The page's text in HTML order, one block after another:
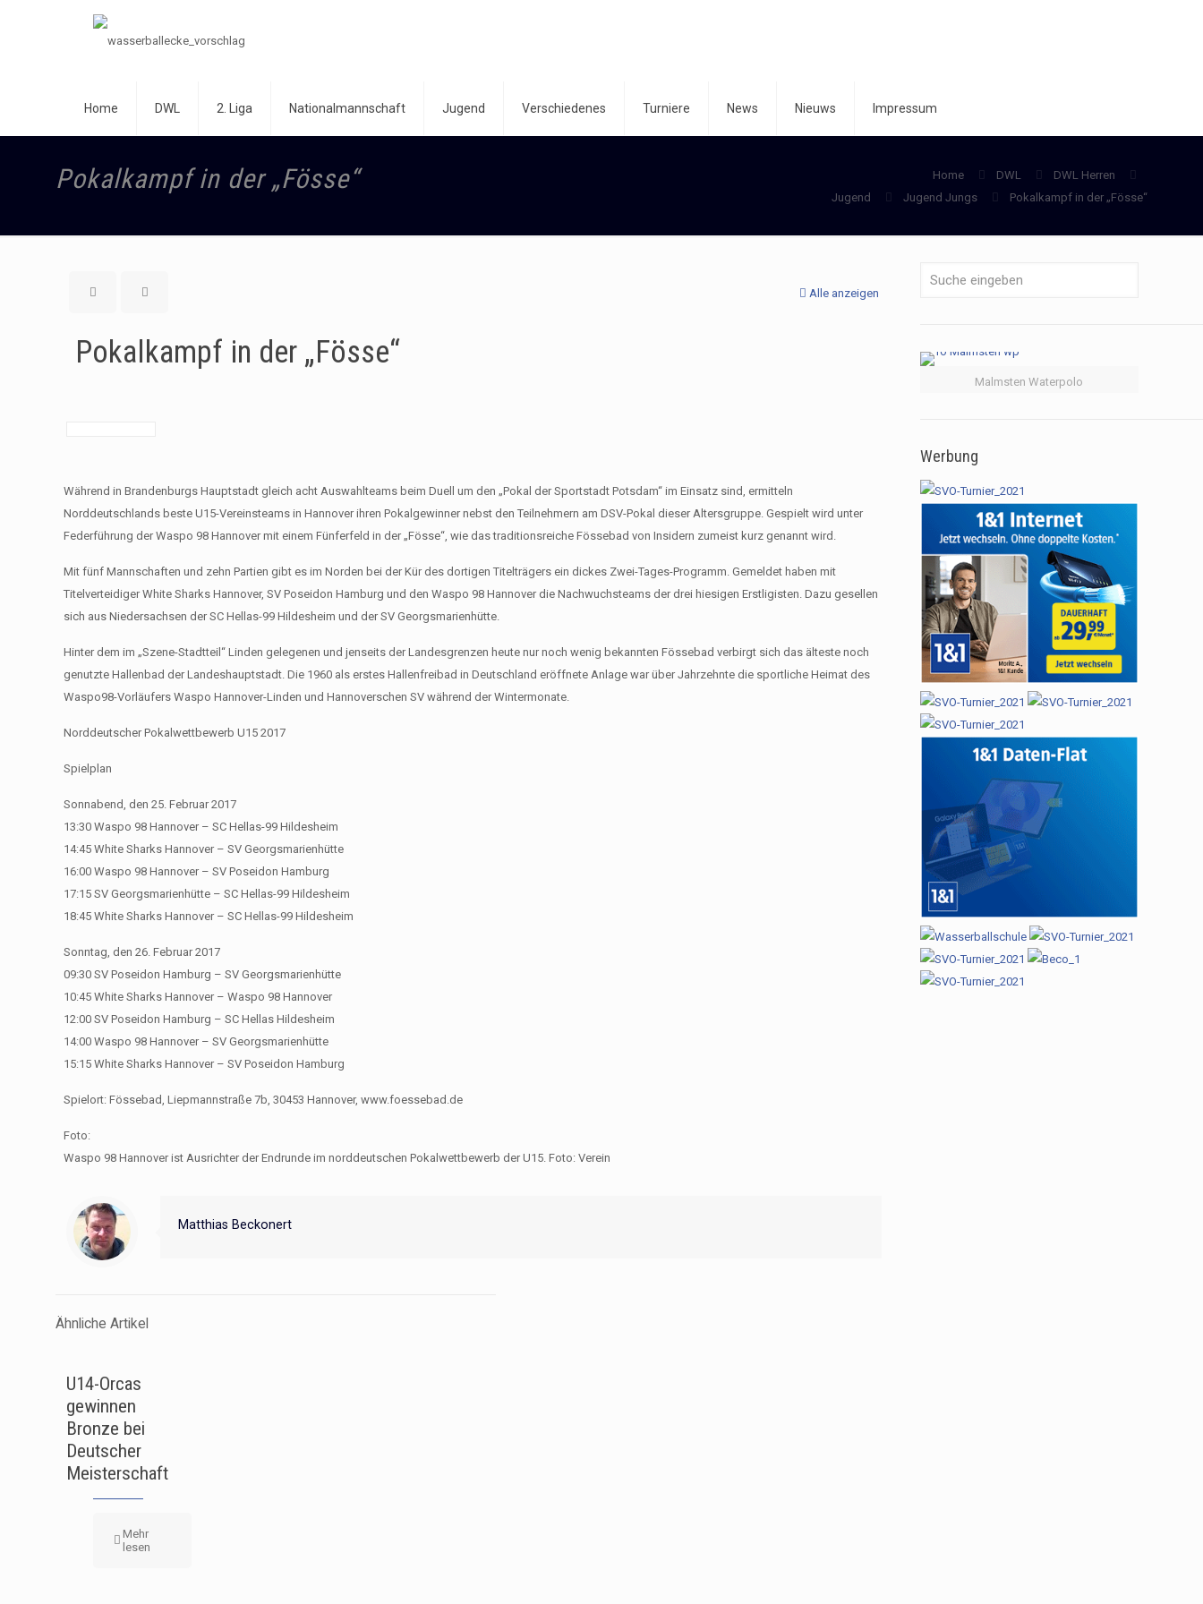
Home DWL 2. Liga Nationalmannschaft Jugend Verschiedenes Turniere News Nieuws Impressum
Pokalkampf in der „Fösse“ Home DWL
DWL Herren
Jugend
Jugend Jungs Pokalkampf in der „Fösse“
Alle anzeigen
Pokalkampf in der „Fösse“
Während in Brandenburgs Hauptstadt gleich acht Auswahlteams beim Duell um den „Pokal der Sportstadt Potsdam“ im Einsatz sind, ermitteln
Norddeutschlands beste U15-Vereinsteams in Hannover ihren Pokalgewinner nebst den Teilnehmern am DSV-Pokal dieser Altersgruppe. Gespielt wird unter
Federführung der Waspo 98 Hannover mit einem Fünferfeld in der „Fösse“, wie das traditionsreiche Fössebad von Insidern zumeist kurz genannt wird.
Mit fünf Mannschaften und zehn Partien gibt es im Norden bei der Kür des dortigen Titelträgers ein dickes Zwei-Tages-Programm. Gemeldet haben mit
Titelverteidiger White Sharks Hannover, SV Poseidon Hamburg und den Waspo 98 Hannover die Nachwuchsteams der drei hiesigen Erstligisten. Dazu gesellen
sich aus Niedersachsen der SC Hellas-99 Hildesheim und der SV Georgsmarienhütte.
Hinter dem im „Szene-Stadtteil“ Linden gelegenen und jenseits der Landesgrenzen heute nur noch wenig bekannten Fössebad verbirgt sich das älteste noch
genutzte Hallenbad der Landeshauptstadt. Die 1960 als erstes Hallenfreibad in Deutschland eröffnete Anlage war über Jahrzehnte die sportliche Heimat des
Waspo98-Vorläufers Waspo Hannover-Linden und Hannoverschen SV während der Wintermonate.
Norddeutscher Pokalwettbewerb U15 2017
Spielplan
Sonnabend, den 25. Februar 2017
13:30 Waspo 98 Hannover – SC Hellas-99 Hildesheim
14:45 White Sharks Hannover – SV Georgsmarienhütte
16:00 Waspo 98 Hannover – SV Poseidon Hamburg
17:15 SV Georgsmarienhütte – SC Hellas-99 Hildesheim
18:45 White Sharks Hannover – SC Hellas-99 Hildesheim
Sonntag, den 26. Februar 2017
09:30 SV Poseidon Hamburg – SV Georgsmarienhütte
10:45 White Sharks Hannover – Waspo 98 Hannover
12:00 SV Poseidon Hamburg – SC Hellas Hildesheim
14:00 Waspo 98 Hannover – SV Georgsmarienhütte
15:15 White Sharks Hannover – SV Poseidon Hamburg
Spielort: Fössebad, Liepmannstraße 7b, 30453 Hannover, www.foessebad.de
Foto:
Waspo 98 Hannover ist Ausrichter der Endrunde im norddeutschen Pokalwettbewerb der U15. Foto: Verein
Matthias Beckonert
Ähnliche Artikel
U14-Orcas
gewinnen
Bronze bei
Deutscher
Meisterschaft
Mehr
lesen
Malmsten Waterpolo
Werbung